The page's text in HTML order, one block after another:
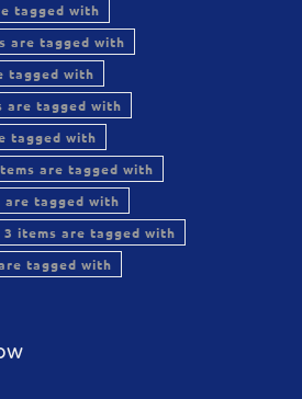
tagged with
are tagged with
tagged with
are tagged with
tagged with
are tagged with
are tagged with
3 items are tagged with
tagged with